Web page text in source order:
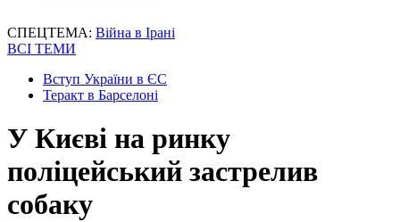
СПЕЦТЕМА: Війна в Ірані
ВСІ ТЕМИ
Вступ України в ЄС
Теракт в Барселоні
У Києві на ринку
поліцейський застрелив
собаку